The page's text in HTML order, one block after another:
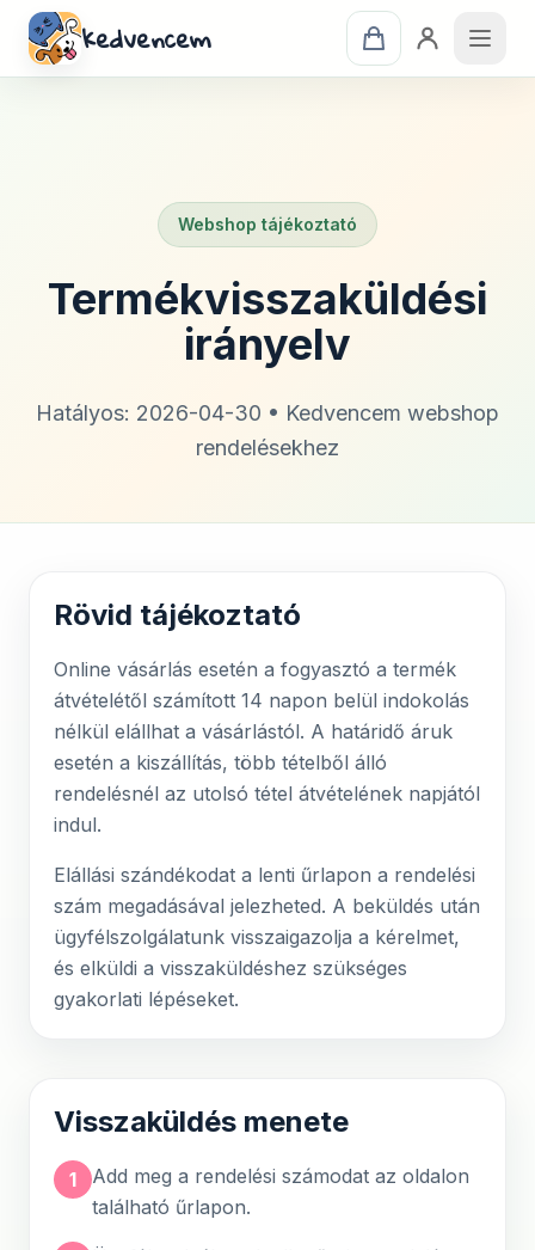
kedvencem
Webshop tájékoztató
Termékvisszaküldési
irányelv
Hatályos: 2026-04-30 • Kedvencem webshop
rendelésekhez
Rövid tájékoztató
Online vásárlás esetén a fogyasztó a termék
átvételétől számított 14 napon belül indokolás
nélkül elállhat a vásárlástól. A határidő áruk
esetén a kiszállítás, több tételből álló
rendelésnél az utolsó tétel átvételének napjától
indul.
Elállási szándékodat a lenti űrlapon a rendelési
szám megadásával jelezheted. A beküldés után
ügyfélszolgálatunk visszaigazolja a kérelmet,
és elküldi a visszaküldéshez szükséges
gyakorlati lépéseket.
Visszaküldés menete
1
Add meg a rendelési számodat az oldalon
található űrlapon.